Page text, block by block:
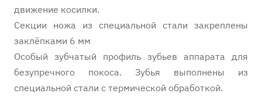
движение косилки.
Секции ножа из специальной стали закреплены
заклёпками 6 мм
Особый зубчатый профиль зубьев аппарата для
безупречного покоса. Зубья выполнены из
специальной стали с термической обработкой.